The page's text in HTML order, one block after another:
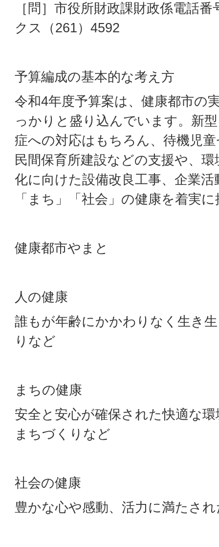
［問］市役所財政課財政係電話
クス（261）4592
予算編成の基本的な考え方
令和4年度予算案は、健康都市の
っかりと盛り込んでいます。新
症への対応はもちろん、待機児
民間保育所建設などの支援や、
化に向けた設備改良工事、企業
「まち」「社会」の健康を着実
健康都市やまと
人の健康
誰もが年齢にかかわりなく生き
りなど
まちの健康
安全と安心が確保された快適な
まちづくりなど
社会の健康
豊かな心や感動、活力に満たさ